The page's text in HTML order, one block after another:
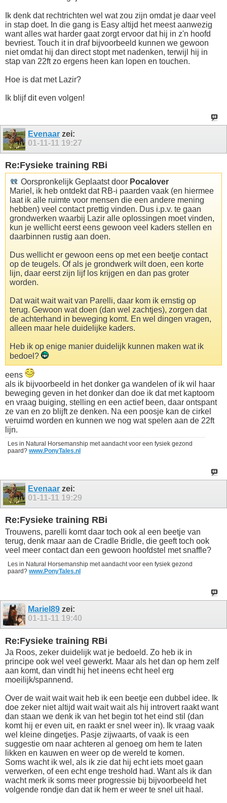
Ik denk dat rechtrichten wel wat zou zijn omdat je daar veel
in stap doet. In die gang is Easy altijd het meest aanwezig
want alles wat harder gaat zorgt ervoor dat hij in z'n hoofd
bevriest. Touch it in draf bijvoorbeeld kunnen we gewoon
niet omdat hij dan direct stopt met nadenken, terwijl hij in
stap van 22ft zo ergens heen kan lopen en touchen.
Hoe is dat met Lazir?
Ik blijf dit even volgen!
Evenaar zei:
01-11-11 19:27
Re:Fysieke training RBi
Oorspronkelijk Geplaatst door Pocalover
Mariel, ik heb ontdekt dat RB-i paarden vaak (en hiermee
laat ik alle ruimte voor mensen die een andere mening
hebben) veel contact prettig vinden. Dus i.p.v. te gaan
grondwerken waarbij Lazir alle oplossingen moet vinden,
kun je wellicht eerst eens gewoon veel kaders stellen en
daarbinnen rustig aan doen.
Dus wellicht er gewoon eens op met een beetje contact
op de teugels. Of als je grondwerk wilt doen, een korte
lijn, daar eerst zijn lijf los krijgen en dan pas groter
worden.
Dat wait wait wait van Parelli, daar kom ik ernstig op
terug. Gewoon wat doen (dan wel zachtjes), zorgen dat
de achterhand in beweging komt. En wel dingen vragen,
alleen maar hele duidelijke kaders.
Heb ik op enige manier duidelijk kunnen maken wat ik
bedoel?
eens
als ik bijvoorbeeld in het donker ga wandelen of ik wil haar
beweging geven in het donker dan doe ik dat met kaptoom
en vraag buiging, stelling en een actief been, daar ontspant
ze van en zo blijft ze denken. Na een poosje kan de cirkel
veruimd worden en kunnen we nog wat spelen aan de 22ft
lijn.
Les in Natural Horsemanship met aandacht voor een fysiek gezond
paard? www.PonyTales.nl
Evenaar zei:
01-11-11 19:29
Re:Fysieke training RBi
Trouwens, parelli komt daar toch ook al een beetje van
terug, denk maar aan de Cradle Bridle, die geeft toch ook
veel meer contact dan een gewoon hoofdstel met snaffle?
Les in Natural Horsemanship met aandacht voor een fysiek gezond
paard? www.PonyTales.nl
Mariel89 zei:
01-11-11 19:40
Re:Fysieke training RBi
Ja Roos, zeker duidelijk wat je bedoeld. Zo heb ik in
principe ook wel veel gewerkt. Maar als het dan op hem zelf
aan komt, dan vindt hij het ineens echt heel erg
moeilijk/spannend.
Over de wait wait wait heb ik een beetje een dubbel idee. Ik
doe zeker niet altijd wait wait wait als hij introvert raakt want
dan staan we denk ik van het begin tot het eind stil (dan
komt hij er even uit, en raakt er snel weer in). Ik vraag vaak
wel kleine dingetjes. Pasje zijwaarts, of vaak is een
suggestie om naar achteren al genoeg om hem te laten
likken en kauwen en weer op de wereld te komen.
Soms wacht ik wel, als ik zie dat hij echt iets moet gaan
verwerken, of een echt enge treshold had. Want als ik dan
wacht merk ik soms meer progressie bij bijvoorbeeld het
volgende rondje dan dat ik hem er weer te snel uit haal.